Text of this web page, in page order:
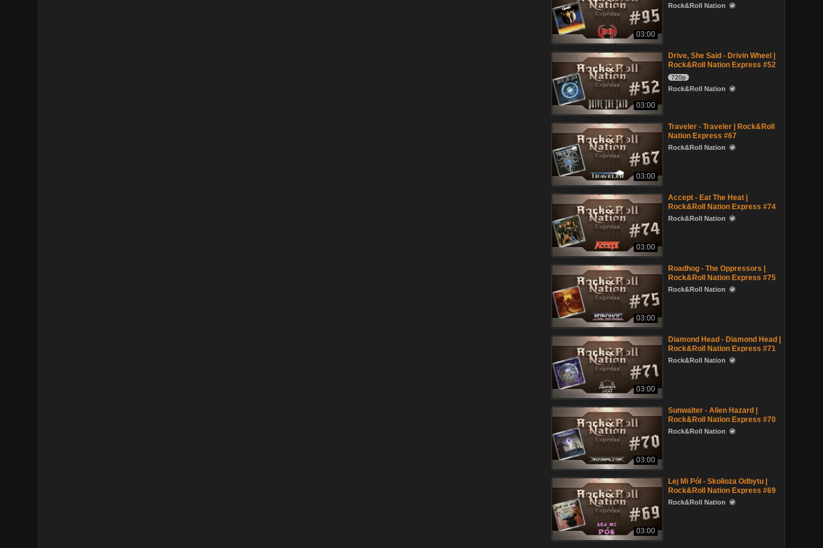
03:00
Rock&Roll Nation
03:00
Drive, She Said - Drivin Wheel |
Rock&Roll Nation Express #52
720p
Rock&Roll Nation
03:00
Traveler - Traveler | Rock&Roll
Nation Express #67
Rock&Roll Nation
03:00
Accept - Eat The Heat |
Rock&Roll Nation Express #74
Rock&Roll Nation
03:00
Roadhog - The Oppressors |
Rock&Roll Nation Express #75
Rock&Roll Nation
03:00
Diamond Head - Diamond Head |
Rock&Roll Nation Express #71
Rock&Roll Nation
03:00
Sunwalter - Alien Hazard |
Rock&Roll Nation Express #70
Rock&Roll Nation
03:00
Lej Mi Pół - Skolioza Odbytu |
Rock&Roll Nation Express #69
Rock&Roll Nation